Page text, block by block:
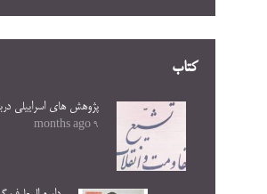
کتاب
پژوهش های اسراییلی
9 months ago